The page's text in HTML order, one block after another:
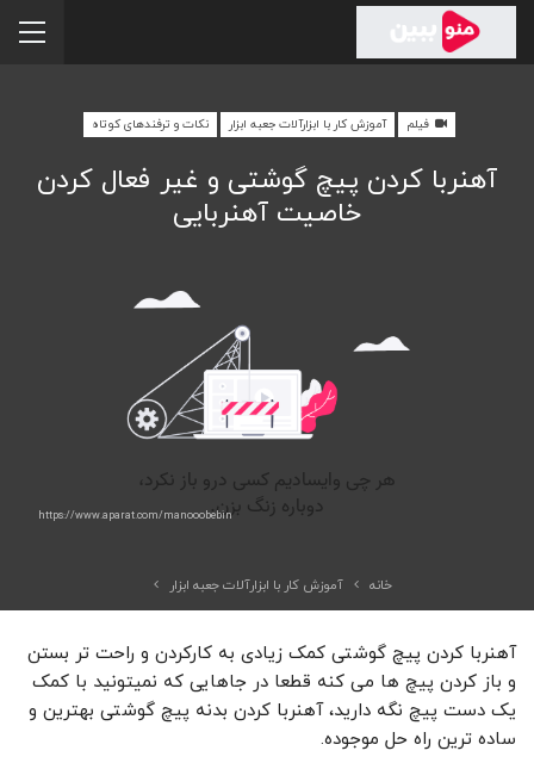
فیلم آموزش کار با ابزارآلات جعبه ابزار نکات و ترفندهای کوتاه
آهنربا کردن پیچ گوشتی و غیر فعال کردن
خاصیت آهنربایی
https://www.aparat.com/manooobebin
خانه آموزش کار با ابزارآلات جعبه ابزار
آهنربا کردن پیچ گوشتی کمک زیادی به کارکردن و راحت تر بستن
و باز کردن پیچ ها می کنه قطعا در جاهایی که نمیتونید با کمک
یک دست پیچ نگه دارید، آهنربا کردن بدنه پیچ گوشتی بهترین و
ساده ترین راه حل موجوده.